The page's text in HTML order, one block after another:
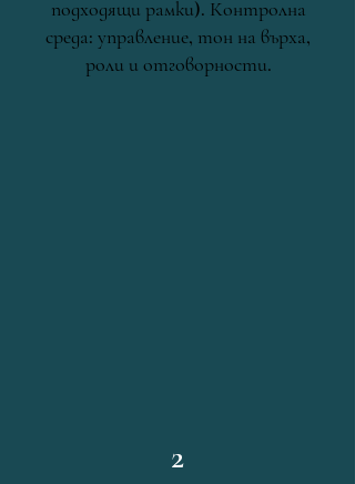
подходящи рамки). Контролна
среда: управление, тон на върха,
роли и отговорности.
2